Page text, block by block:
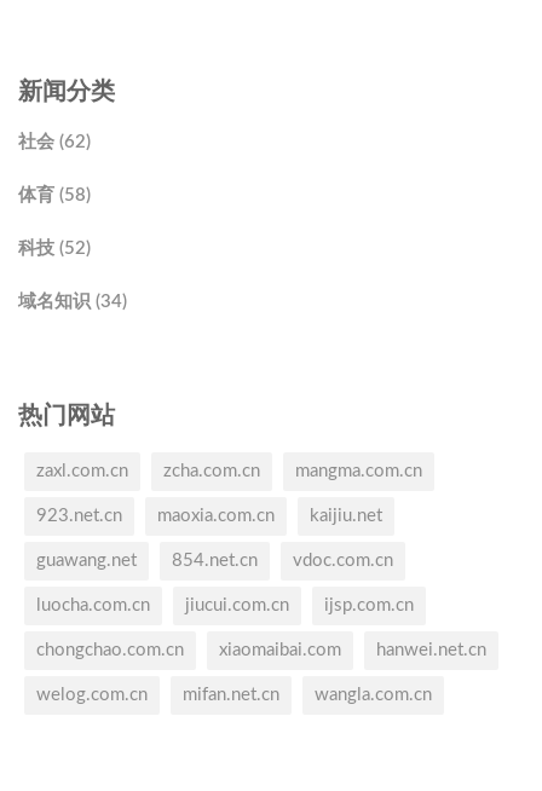
新闻分类
社会 (62)
体育 (58)
科技 (52)
域名知识 (34)
热门网站
zaxl.com.cn zcha.com.cn mangma.com.cn
923.net.cn maoxia.com.cn kaijiu.net
guawang.net 854.net.cn vdoc.com.cn
luocha.com.cn jiucui.com.cn ijsp.com.cn
chongchao.com.cn xiaomaibai.com hanwei.net.cn
welog.com.cn mifan.net.cn wangla.com.cn